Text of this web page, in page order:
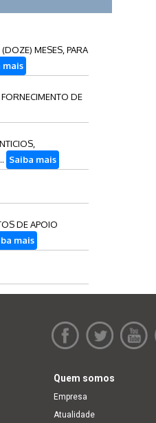
MESES, PARA
mais
DE
Saiba mais
DE APOIO
mais
Quem somos
Empresa
Atualidade